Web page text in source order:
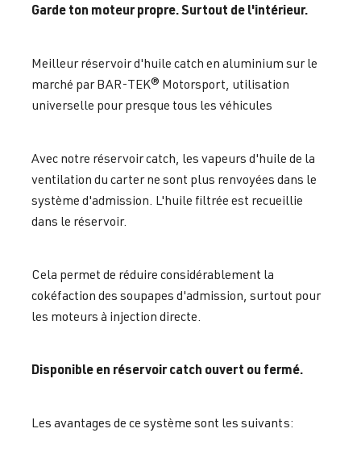
Garde ton moteur propre. Surtout de l'intérieur.
Meilleur réservoir d'huile catch en aluminium sur le
marché par BAR-TEK® Motorsport, utilisation
universelle pour presque tous les véhicules
Avec notre réservoir catch, les vapeurs d'huile de la
ventilation du carter ne sont plus renvoyées dans le
système d'admission. L'huile filtrée est recueillie
dans le réservoir.
Cela permet de réduire considérablement la
cokéfaction des soupapes d'admission, surtout pour
les moteurs à injection directe.
Disponible en réservoir catch ouvert ou fermé.
Les avantages de ce système sont les suivants: